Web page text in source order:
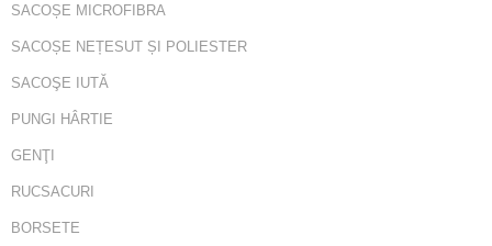
SACOȘE MICROFIBRA
SACOȘE NEȚESUT ȘI POLIESTER
SACOŞE IUTĂ
PUNGI HÂRTIE
GENŢI
RUCSACURI
BORSETE